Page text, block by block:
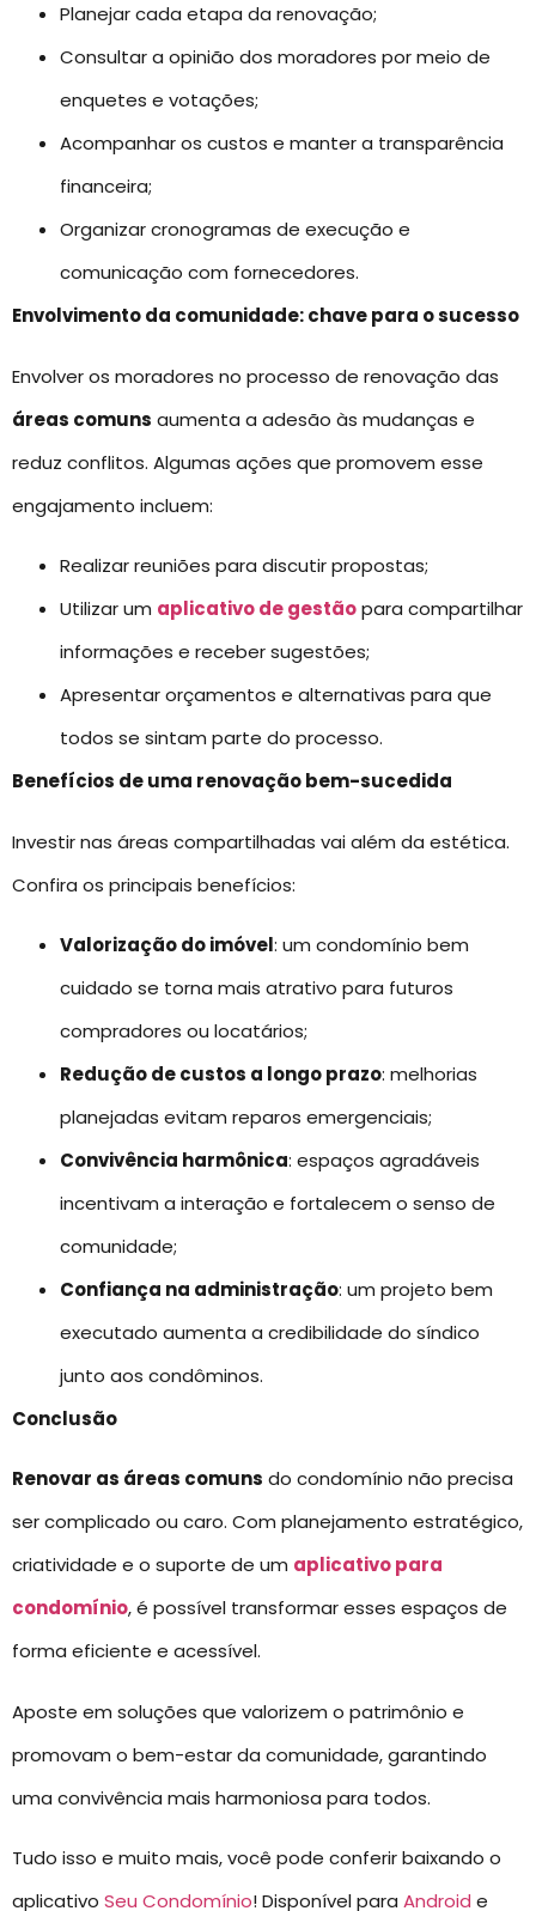
Planejar cada etapa da renovação;
Consultar a opinião dos moradores por meio de
enquetes e votações;
Acompanhar os custos e manter a transparência
financeira;
Organizar cronogramas de execução e
comunicação com fornecedores.
Envolvimento da comunidade: chave para o sucesso
Envolver os moradores no processo de renovação das
áreas comuns aumenta a adesão às mudanças e
reduz conflitos. Algumas ações que promovem esse
engajamento incluem:
Realizar reuniões para discutir propostas;
Utilizar um aplicativo de gestãopara compartilhar
informações e receber sugestões;
Apresentar orçamentos e alternativas para que
todos se sintam parte do processo.
Benefícios de uma renovação bem-sucedida
Investir nas áreas compartilhadas vai além da estética.
Confira os principais benefícios:
Valorização do imóvel: um condomínio bem
cuidado se torna mais atrativo para futuros
compradores ou locatários;
Redução de custos a longo prazo: melhorias
planejadas evitam reparos emergenciais;
Convivência harmônica: espaços agradáveis
incentivam a interação e fortalecem o senso de
comunidade;
Confiança na administração: um projeto bem
executado aumenta a credibilidade do síndico
junto aos condôminos.
Conclusão
Renovar as áreas comuns do condomínio não precisa
ser complicado ou caro. Com planejamento estratégico,
criatividade e o suporte de um aplicativo para
condomínio, é possível transformar esses espaços de
forma eficiente e acessível.
Aposte em soluções que valorizem o patrimônio e
promovam o bem-estar da comunidade, garantindo
uma convivência mais harmoniosa para todos.
Tudo isso e muito mais, você pode conferir baixando o
aplicativo Seu Condomínio! Disponível para Android e